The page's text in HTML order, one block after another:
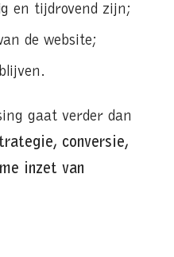
en tijdrovend zijn;
de website;
gaat verder dan
conversie,
inzet van